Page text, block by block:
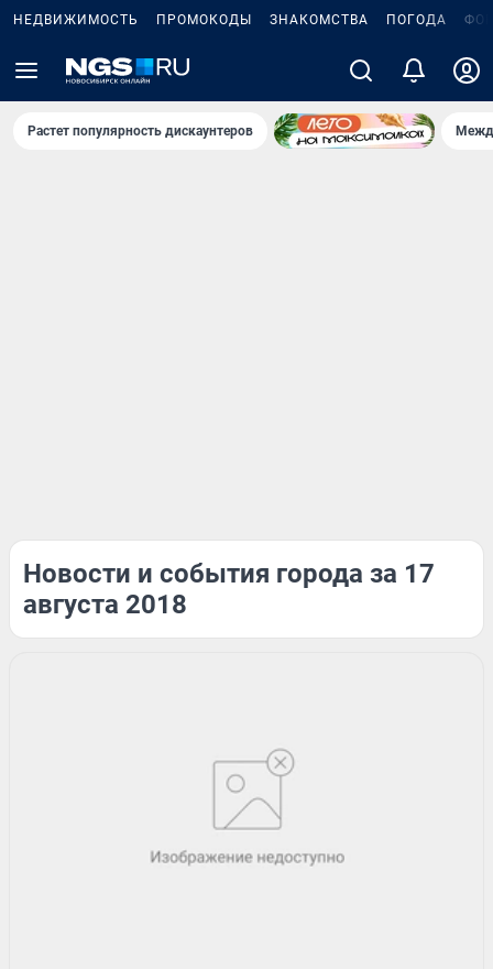
НЕДВИЖИМОСТЬ ПРОМОКОДЫ ЗНАКОМСТВА ПОГОДА
Растет популярность дискаунтеров
Новости и события города за 17
августа 2018